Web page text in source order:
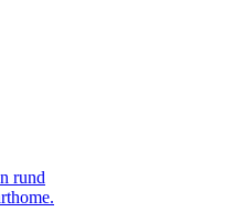
rund